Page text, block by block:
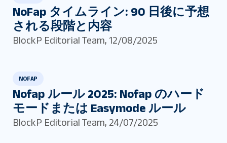
NoFap タイムライン: 90 日後に予想
される段階と内容
BlockP Editorial Team, 12/08/2025
NOFAP
Nofap ルール 2025: Nofap のハード
モードまたは Easymode ルール
BlockP Editorial Team, 24/07/2025